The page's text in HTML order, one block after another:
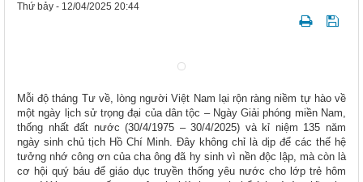
Thứ bảy - 12/04/2025 20:44
Mỗi độ tháng Tư về, lòng người Việt Nam lại rộn ràng niềm tự hào về
một ngày lịch sử trọng đại của dân tộc – Ngày Giải phóng miền Nam,
thống nhất đất nước (30/4/1975 – 30/4/2025) và kỉ niệm 135 năm
ngày sinh chủ tịch Hồ Chí Minh. Đây không chỉ là dịp để các thế hệ
tưởng nhớ công ơn của cha ông đã hy sinh vì nền độc lập, mà còn là
cơ hội quý báu để giáo dục truyền thống yêu nước cho lớp trẻ hôm